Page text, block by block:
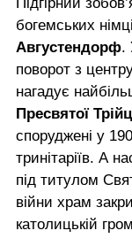
Підгірний
богемських
Августендорф.
поворот з
нагадує
Пресвятої
споруджені у
тринітаріїв. А
під титулом
війни храм
католицькій